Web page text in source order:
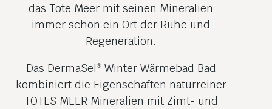
das Tote Meer mit seinen Mineralien
immer schon ein Ort der Ruhe und
Regeneration.
Das DermaSel®Winter Wärmebad Bad
kombiniert die Eigenschaften naturreiner
TOTES MEER Mineralien mit Zimt- und